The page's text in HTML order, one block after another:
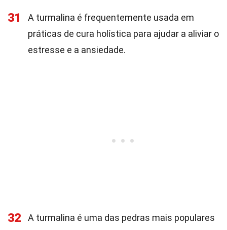
31
A turmalina é frequentemente usada em
práticas de cura holística para ajudar a aliviar o
estresse e a ansiedade.
32
A turmalina é uma das pedras mais populares